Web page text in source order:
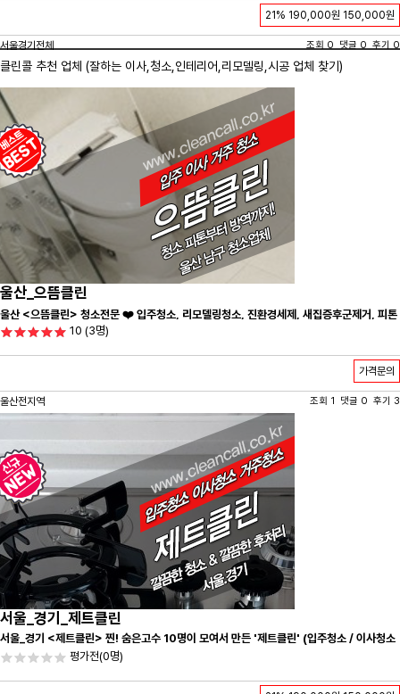
21% 190,000원 150,000원
서울경기전체 조회 0 댓글 0 후기 0
클린콜 추천 업체 (잘하는 이사, 청소 ,인테리어,리모델링,시공 업체 찾기)
울산_으뜸클린
울산 <으뜸클린> 청소전문 ❤️ 입주청소, 리모델링청소, 진환경세제, 새집증후군제거, 피톤
치드시공 전문 청소 업체 ❤️
10 (3명)
가격문의
울산전지역 조회 1 댓글 0 후기 3
서울_경기_제트클린
서울_경기 <제트클린> 찐! 숨은고수 10명이 모여서 만든 '제트클린' (입주청소 / 이사청소
/ 줄눈시공) 항상 꼼꼼하게 친절하게 응대하겠습니다^-^
평가전(0명)